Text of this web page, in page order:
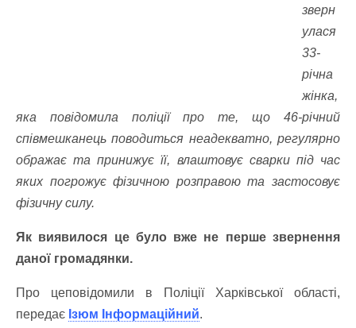
зверн
улася
33-
річна
жінка,
яка повідомила поліції про те, що 46-річний
співмешканець поводиться неадекватно, регулярно
ображає та принижує її, влаштовує сварки під час
яких погрожує фізичною розправою та застосовує
фізичну силу.
Як виявилося це було вже не перше звернення
даної громадянки.
Про цеповідомили в Поліції Харківської області,
передає Ізюм Інформаційний.